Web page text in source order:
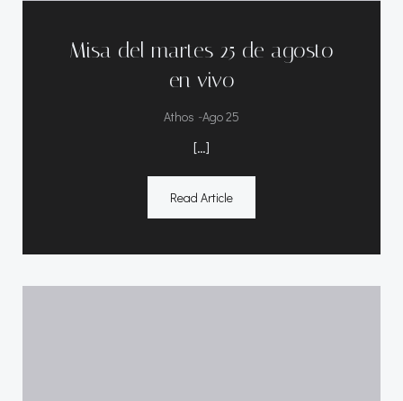
Misa del martes 25 de agosto
en vivo
Athos -Ago 25
[…]
Read Article